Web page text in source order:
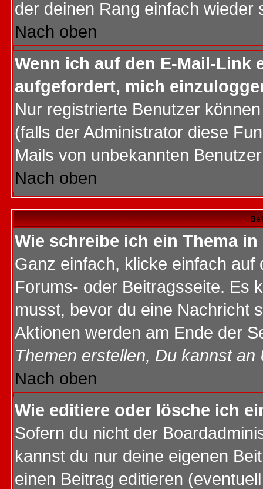
der deinen Rang einfach wieder
Nach oben
Wenn ich auf den E-Mail-Link
aufgefordert, mich
Nur registrierte Benutzer
(falls der Administrator diese
Mails von unbekannten
Nach oben
Wie schreibe ich ein Thema
Ganz einfach, klicke einfach
Forums- oder Beitragsseite. Es
musst, bevor du eine Nachricht
Aktionen werden am Ende der
Themen erstellen, Du kannst
Nach oben
Wie editiere oder lösche ich
Sofern du nicht der
kannst du nur deine eigenen
einen Beitrag editieren